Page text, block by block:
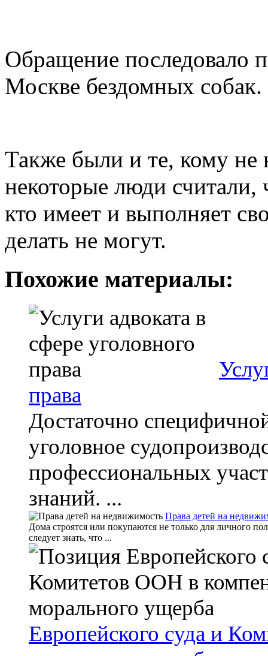
Обращение последовало
Москве бездомных собак.
Также были и те, кому не
некоторые люди
кто имеет и выполняет
делать не могут.
Похожие материалы:
права
Достаточно
уголовное
профессиональных
знаний. ...
Права детей на
Дома строятся или покупаются не только для личного
следует знать, что ...
Европейского суда и